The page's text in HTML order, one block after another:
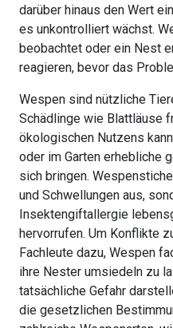
darüber hinaus den Wert
es unkontrolliert wächst.
beobachtet oder ein Nest
reagieren, bevor das
Wespen sind nützliche
Schädlinge wie Blattläuse
ökologischen Nutzens
oder im Garten erhebliche
sich bringen.
und Schwellungen aus,
Insektengiftallergie
hervorrufen. Um Konflikte
Fachleute dazu, Wespen
ihre Nester umsiedeln zu
tatsächliche Gefahr
die gesetzlichen